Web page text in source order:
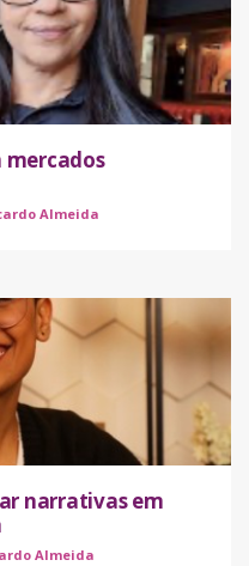
mercados
Almeida
narrativas em
Almeida